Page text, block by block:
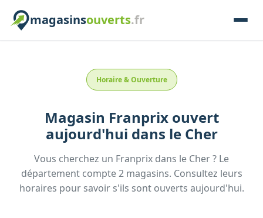
magasinsouverts.fr
Horaire & Ouverture
Magasin Franprixouvert
aujourd'hui dans le Cher
Vous cherchez un Franprix dans le Cher? Le
département compte2magasins. Consultez leurs
horaires pour savoir s'ils sont ouverts aujourd'hui.